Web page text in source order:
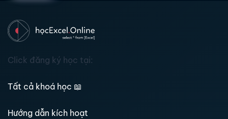
Click đăng ký học tại:
Tất cả khoá học 📖
Hướng dẫn kích hoạt